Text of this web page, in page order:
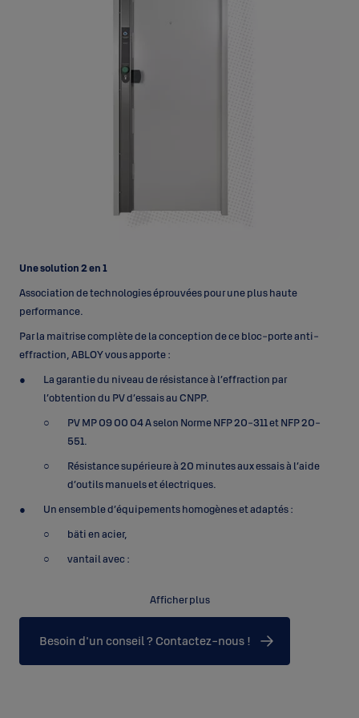
Une solution 2 en 1
Association de technologies éprouvées pour une plus haute
performance.
Par la maîtrise complète de la conception de ce bloc-porte anti-
effraction, ABLOY vous apporte :
La garantie du niveau de résistance à l’effraction par
l’obtention du PV d’essais au CNPP.
PV MP 09 00 04 A selon Norme NFP 20-311 et NFP 20-
551.
Résistance supérieure à 20 minutes aux essais à l’aide
d’outils manuels et électriques.
Un ensemble d’équipements homogènes et adaptés :
bâti en acier,
vantail avec :
blindage central intégré,
deux tôles d’acier extérieure et intérieure.
Afficher plus
Besoin d'un conseil ? Contactez-nous !